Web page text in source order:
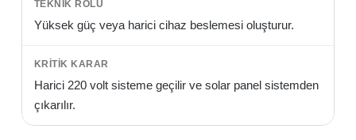
Yüksek güç veya harici cihaz beslemesi oluşturur.
Harici 220 volt sisteme geçilir ve solar panel sistemden
çıkarılır.